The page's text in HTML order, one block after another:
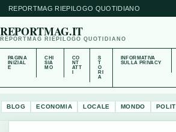
REPORTMAG RIEPILOGO QUOTIDIANO
REPORTMAG.IT
REPORTMAG RIEPILOGO QUOTIDIANO
PAGINA
INIZIAL
E
CHI
SIA
MO
CO
NT
ATT
S
T
O
RI
A
INFORMATIVA
SULLA PRIVACY
BLOG ECONOMIA LOCALE MONDO